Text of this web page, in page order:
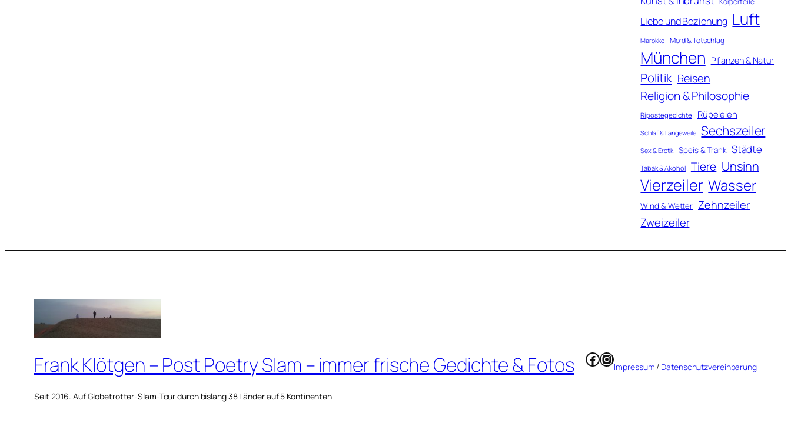
Liebe und Beziehung Luft
Marokko Mord & Totschlag
München Pflanzen & Natur
Politik Reisen
Religion & Philosophie
Ripostegedichte Rüpeleien
Schlaf & Langeweile Sechszeiler
Sex & Erotik Speis & Trank Städte
Tabak & Alkohol Tiere Unsinn
Vierzeiler Wasser
Wind & Wetter Zehnzeiler
Zweizeiler
Frank Klötgen – Post Poetry Slam – immer frische Gedichte & Fotos
Seit 2016. Auf Globetrotter-Slam-Tour durch bislang 38 Länder auf 5 Kontinenten
Facebook
Instagram
Impressum / Datenschutzvereinbarung